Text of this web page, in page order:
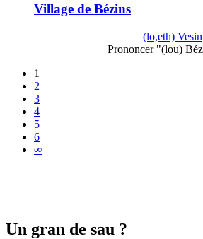
Village de Bézins
(lo,eth) Vesin
Prononcer "(lou)
1
2
3
4
5
6
∞
Un gran de sau ?